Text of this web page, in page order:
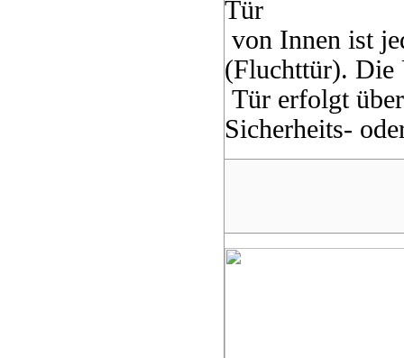
Tür
von Innen ist
(Fluchttür). Die
Tür erfolgt
Sicherheits-